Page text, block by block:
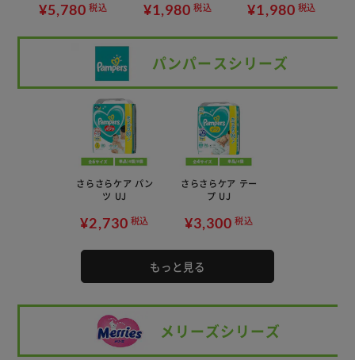
¥5,780 税込 ¥1,980 税込 ¥1,980 税込
パンパースシリーズ
さらさらケア パン
ツ UJ
¥2,730 税込
さらさらケア テー
プ UJ
¥3,300 税込
もっと見る
メリーズシリーズ